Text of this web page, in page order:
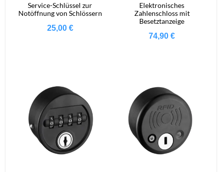
Service-Schlüssel zur
Notöffnung von Schlössern
25,00 €
Elektronisches
Zahlenschloss mit
Besetztanzeige
74,90€